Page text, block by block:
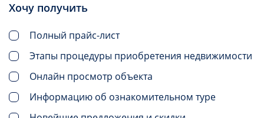
Хочу получить
Полный прайс-лист
Этапы процедуры приобретения недвижимости
Онлайн просмотр объекта
Информацию об ознакомительном туре